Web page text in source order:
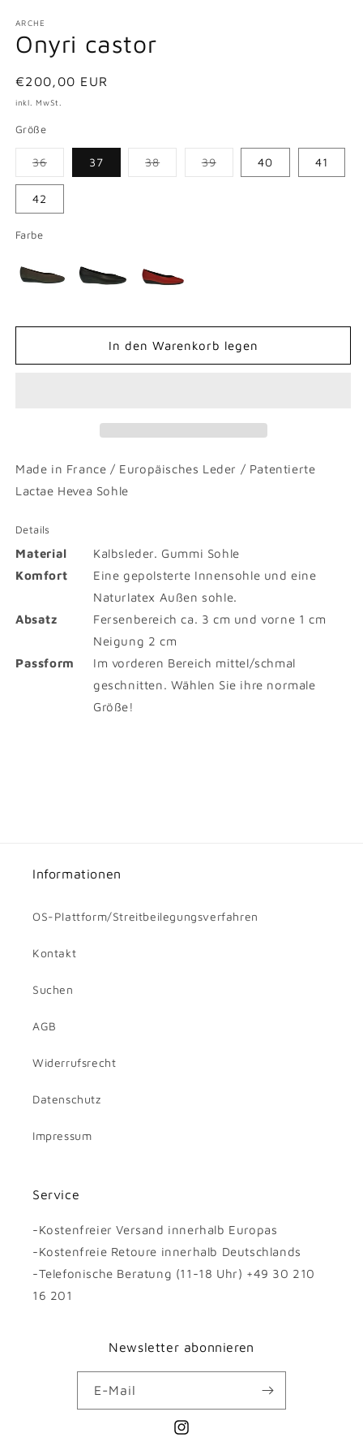
ARCHE
Onyri castor
Normaler
Preis
€200,00 EUR
inkl. MwSt.
Größe
36
ausverkauft
oder
nicht
verfügbar
37 38 39 40 41
42
Farbe
In den Warenkorb legen
Made in France / Europäisches Leder / Patentierte
Lactae Hevea Sohle
Details
Material
Kalbsleder. Gummi Sohle
Komfort
Eine gepolsterte Innensohle und eine
Naturlatex Außen sohle.
Absatz
Fersenbereich ca. 3 cm und vorne 1 cm
Neigung 2 cm
Passform
Im vorderen Bereich mittel/schmal
geschnitten. Wählen Sie ihre normale
Größe!
Informationen
OS-Plattform/Streitbeilegungsverfahren
Kontakt
Suchen
AGB
Widerrufsrecht
Datenschutz
Impressum
Service
-Kostenfreier Versand innerhalb Europas
-Kostenfreie Retoure innerhalb Deutschlands
-Telefonische Beratung (11-18 Uhr) +49 30 210
16 201
Newsletter abonnieren
E-Mail
Instagram